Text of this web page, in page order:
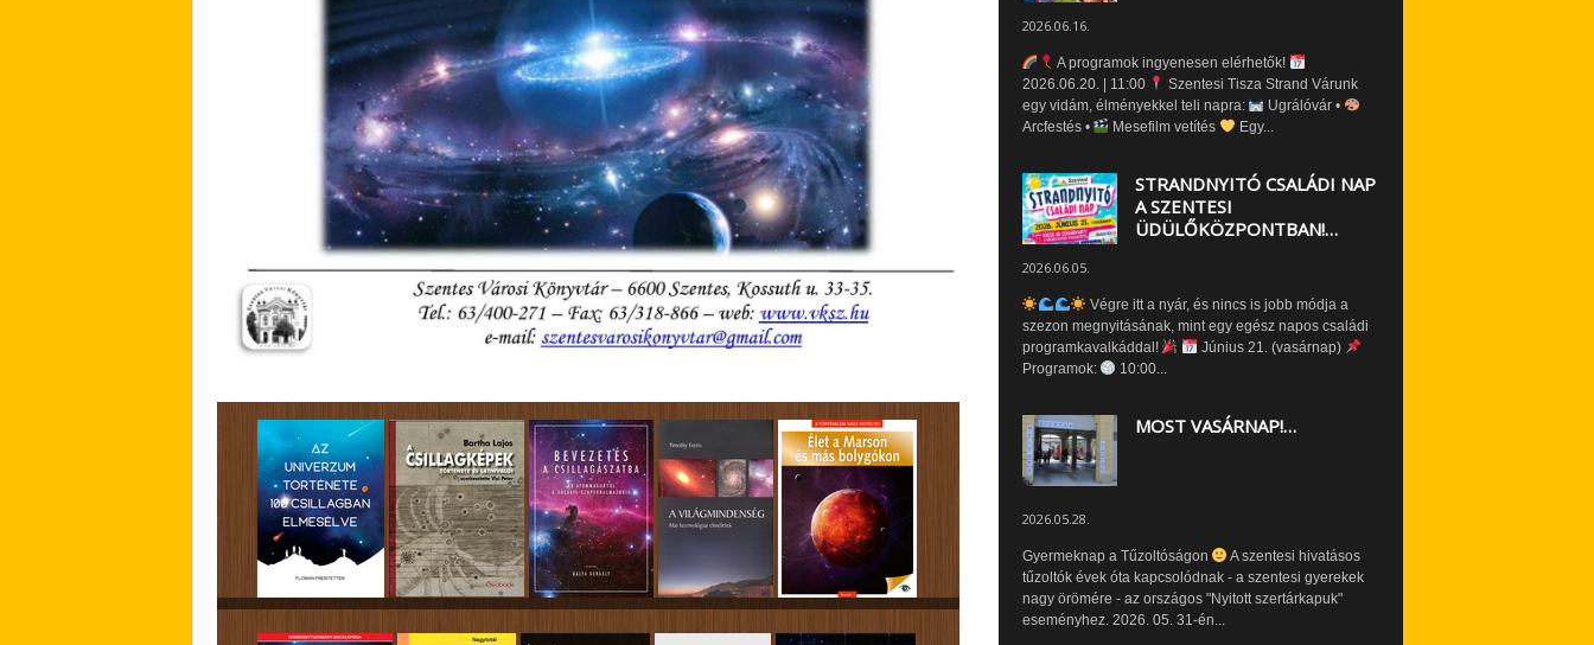
2026.06.16.
A programok ingyenesen elérhetők!
2026.06.20. | 11:00
Szentesi Tisza Strand Várunk
egy vidám, élményekkel teli napra:
Ugrálóvár •
Arcfestés •
Mesefilm vetítés Egy...
STRANDNYITÓ CSALÁDI NAP
A SZENTESI
ÜDÜLŐKÖZPONTBAN!…
2026.06.05.
Végre itt a nyár, és nincs is jobb módja a
szezon megnyitásának, mint egy egész napos családi
programkavalkáddal!
Június 21. (vasárnap)
Programok:
10:00...
MOST VASÁRNAP!…
2026.05.28.
Gyermeknap a Tűzoltóságon
A szentesi hivatásos
tűzoltók évek óta kapcsolódnak - a szentesi gyerekek
nagy örömére - az országos "Nyitott szertárkapuk"
eseményhez. 2026. 05. 31-én...